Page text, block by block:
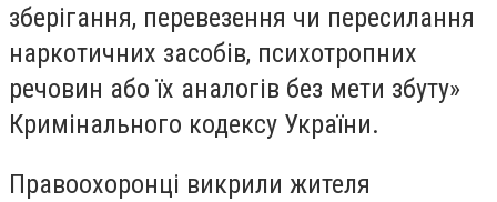
зберігання, перевезення чи пересилання
наркотичних засобів, психотропних
речовин або їх аналогів без мети збуту»
Кримінального кодексу України.
Правоохоронці викрили жителя